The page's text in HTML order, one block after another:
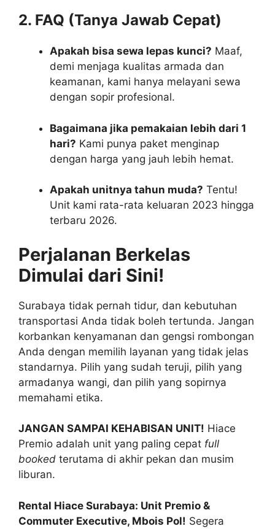
2. FAQ (Tanya Jawab Cepat)
Apakah bisa sewa lepas kunci? Maaf,
demi menjaga kualitas armada dan
keamanan, kami hanya melayani sewa
dengan sopir profesional.
Bagaimana jika pemakaian lebih dari 1
hari? Kami punya paket menginap
dengan harga yang jauh lebih hemat.
Apakah unitnya tahun muda? Tentu!
Unit kami rata-rata keluaran 2023 hingga
terbaru 2026.
Perjalanan Berkelas
Dimulai dari Sini!
Surabaya tidak pernah tidur, dan kebutuhan
transportasi Anda tidak boleh tertunda. Jangan
korbankan kenyamanan dan gengsi rombongan
Anda dengan memilih layanan yang tidak jelas
standarnya. Pilih yang sudah teruji, pilih yang
armadanya wangi, dan pilih yang sopirnya
memahami etika.
JANGAN SAMPAI KEHABISAN UNIT! Hiace
Premio adalah unit yang paling cepat full
booked terutama di akhir pekan dan musim
liburan.
Rental Hiace Surabaya: Unit Premio &
Commuter Executive, Mbois Pol! Segera